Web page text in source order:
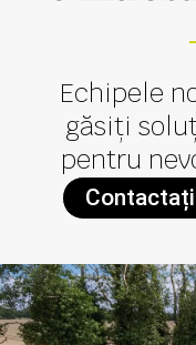
Echipele
găsiți
pentru